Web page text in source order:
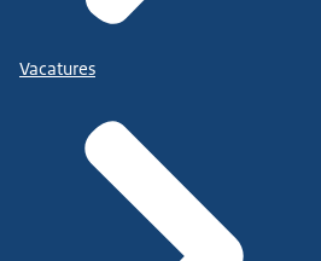
Vacatures